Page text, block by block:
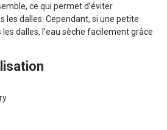
ce qui permet d’éviter
les dalles. Cependant, si une petite
dalles, l’eau sèche facilement grâce